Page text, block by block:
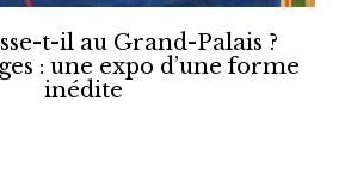
t-il au Grand-Palais ?
: une expo d’une forme
inédite